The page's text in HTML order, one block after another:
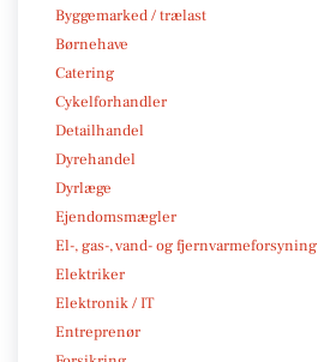
Byggemarked / trælast
Børnehave
Catering
Cykelforhandler
Detailhandel
Dyrehandel
Dyrlæge
Ejendomsmægler
El-, gas-, vand- og fjernvarmeforsyning
Elektriker
Elektronik / IT
Entreprenør